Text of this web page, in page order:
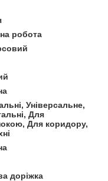
робота
Універсальне,
Для
Для коридору,
доріжка